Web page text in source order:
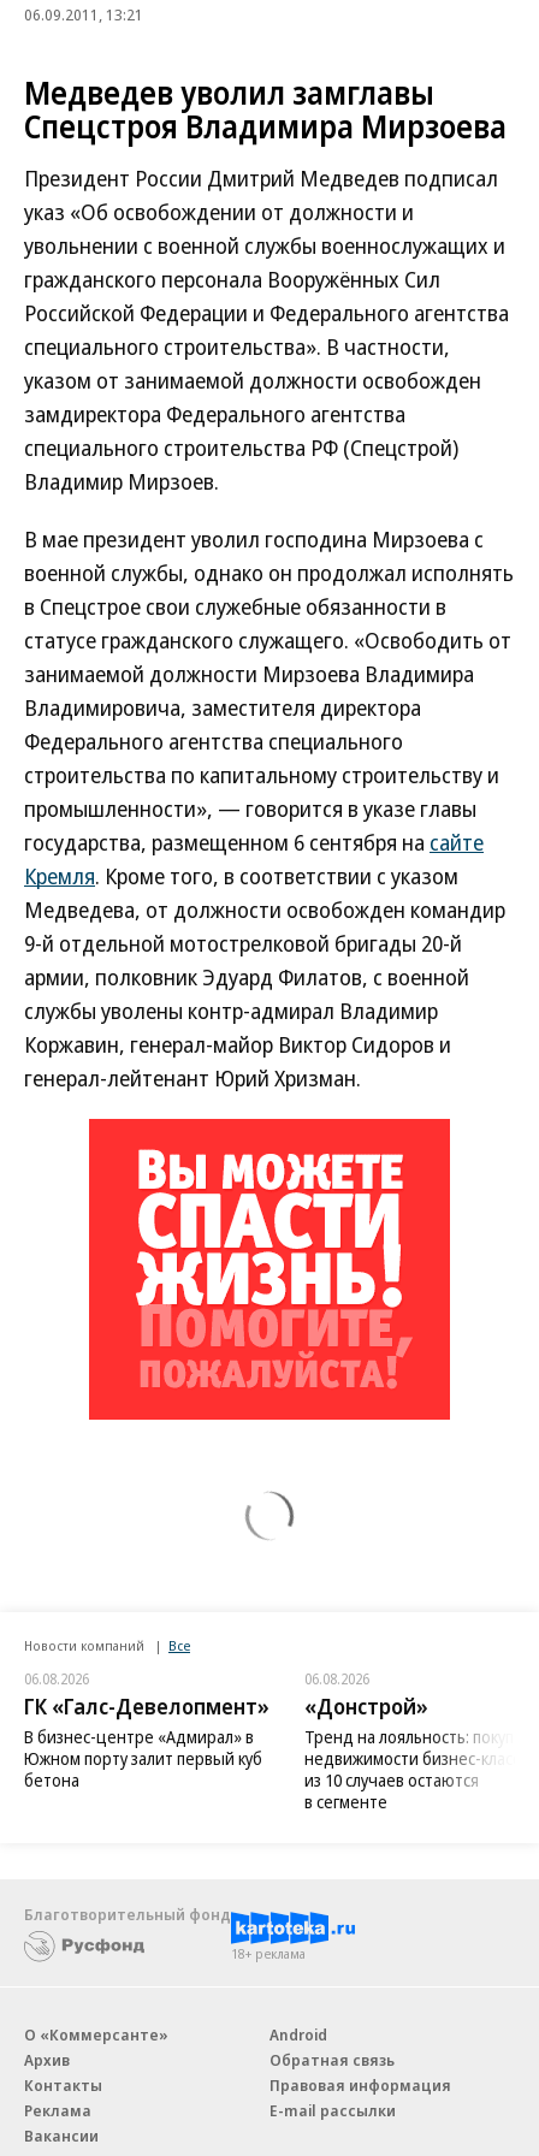
06.09.2011, 13:21
Медведев уволил замглавы
Спецстроя Владимира Мирзоева
Президент России Дмитрий Медведев подписал
указ «Об освобождении от должности и
увольнении с военной службы военнослужащих и
гражданского персонала Вооружённых Сил
Российской Федерации и Федерального агентства
специального строительства». В частности,
указом от занимаемой должности освобожден
замдиректора Федерального агентства
специального строительства РФ (Спецстрой)
Владимир Мирзоев.
В мае президент уволил господина Мирзоева с
военной службы, однако он продолжал исполнять
в Спецстрое свои служебные обязанности в
статусе гражданского служащего. «Освободить от
занимаемой должности Мирзоева Владимира
Владимировича, заместителя директора
Федерального агентства специального
строительства по капитальному строительству и
промышленности», — говорится в указе главы
государства, размещенном 6 сентября на сайте
Кремля. Кроме того, в соответствии с указом
Медведева, от должности освобожден командир
9-й отдельной мотострелковой бригады 20-й
армии, полковник Эдуард Филатов, с военной
службы уволены контр-адмирал Владимир
Коржавин, генерал-майор Виктор Сидоров и
генерал-лейтенант Юрий Хризман.
Новости компаний Все
06.08.2026
ГК «Галс-Девелопмент»
В бизнес-центре «Адмирал» в
Южном порту залит первый куб
бетона
06.08.2026
«Донстрой»
Тренд на лояльность:
недвижимости бизнес-класса
из 10 случаев остаются
в сегменте
Благотворительный фонд
18+ реклама
О «Коммерсанте»
Архив
Контакты
Реклама
Вакансии
Android
Обратная связь
Правовая информация
E-mail рассылки